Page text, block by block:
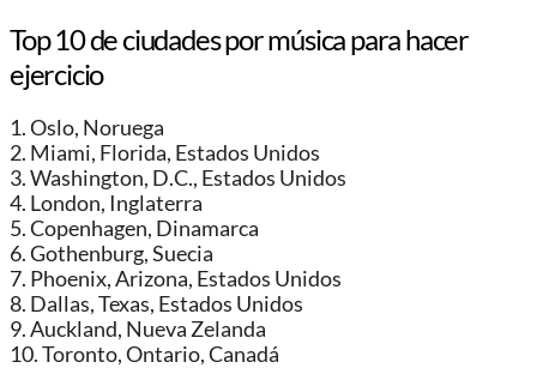
Top 10 de ciudades por música para hacer
ejercicio
1. Oslo, Noruega
2. Miami, Florida, Estados Unidos
3. Washington, D.C., Estados Unidos
4. London, Inglaterra
5. Copenhagen, Dinamarca
6. Gothenburg, Suecia
7. Phoenix, Arizona, Estados Unidos
8. Dallas, Texas, Estados Unidos
9. Auckland, Nueva Zelanda
10. Toronto, Ontario, Canadá